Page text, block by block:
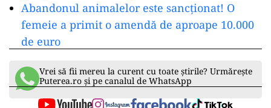
Abandonul animalelor este sancționat! O
femeie a primit o amendă de aproape 10.000
de euro
Vrei să fii mereu la curent cu toate știrile? Urmărește
Puterea.ro și pe canalul de WhatsApp